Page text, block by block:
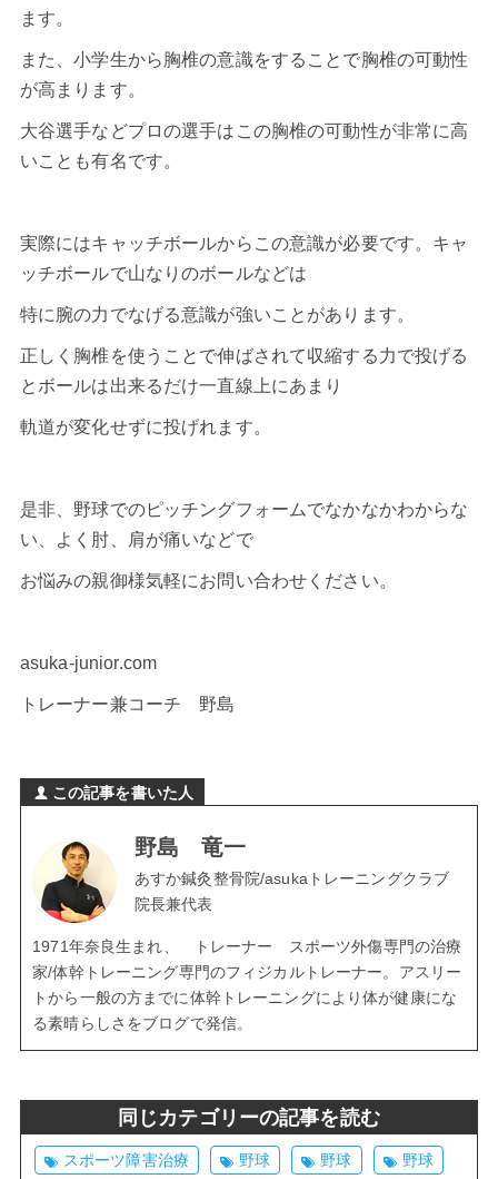
ます。
また、小学生から胸椎の意識をすることで胸椎の可動性
が高まります。
大谷選手などプロの選手はこの胸椎の可動性が非常に高
いことも有名です。
実際にはキャッチボールからこの意識が必要です。キャ
ッチボールで山なりのボールなどは
特に腕の力でなげる意識が強いことがあります。
正しく胸椎を使うことで伸ばされて収縮する力で投げる
とボールは出来るだけ一直線上にあまり
軌道が変化せずに投げれます。
是非、野球でのピッチングフォームでなかなかわからな
い、よく肘、肩が痛いなどで
お悩みの親御様気軽にお問い合わせください。
asuka-junior.com
トレーナー兼コーチ 野島
この記事を書いた人
野島 竜一
あすか鍼灸整骨院/asukaトレーニングクラブ
院長兼代表
1971年奈良生まれ、 トレーナー スポーツ外傷専門の治療
家/体幹トレーニング専門のフィジカルトレーナー。アスリー
トから一般の方までに体幹トレーニングにより体が健康にな
る素晴らしさをブログで発信。
同じカテゴリーの記事を読む
スポーツ障害治療 野球 野球 野球